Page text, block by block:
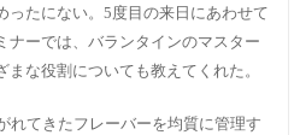
ったにない。5度目の来日にあわせて
ナーでは、バランタインのマスター
な役割についても教えてくれた。
れてきたフレーバーを均質に管理す